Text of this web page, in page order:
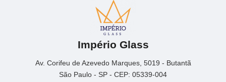
Império Glass
Av. Corifeu de Azevedo Marques, 5019 - Butantã
São Paulo - SP - CEP: 05339-004